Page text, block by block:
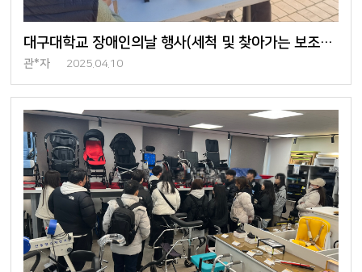
대구대학교 장애인의날 행사(세척 및 찾아가는 보조기기 상담 서비스)
관*자 2025.04.10